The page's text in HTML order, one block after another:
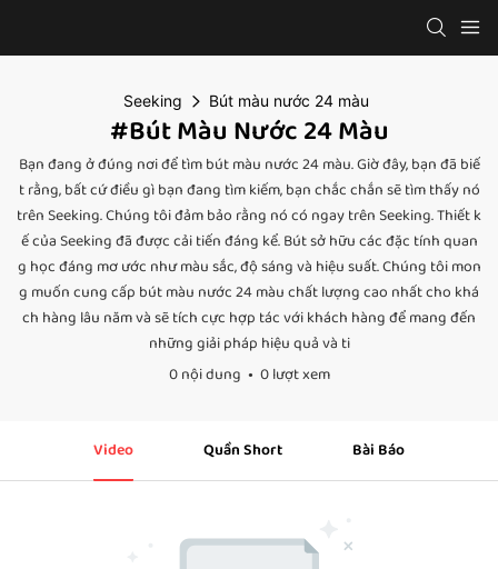
Seeking Bút màu nước 24 màu
#Bút Màu Nước 24 Màu
Bạn đang ở đúng nơi để tìm bút màu nước 24 màu. Giờ đây, bạn đã biế
t rằng, bất cứ điều gì bạn đang tìm kiếm, bạn chắc chắn sẽ tìm thấy nó
trên Seeking. Chúng tôi đảm bảo rằng nó có ngay trên Seeking. Thiết k
ế của Seeking đã được cải tiến đáng kể. Bút sở hữu các đặc tính quan
g học đáng mơ ước như màu sắc, độ sáng và hiệu suất. Chúng tôi mon
g muốn cung cấp bút màu nước 24 màu chất lượng cao nhất cho khá
ch hàng lâu năm và sẽ tích cực hợp tác với khách hàng để mang đến
những giải pháp hiệu quả và ti
0 nội dung
0 lượt xem
Video Quần Short Bài Báo